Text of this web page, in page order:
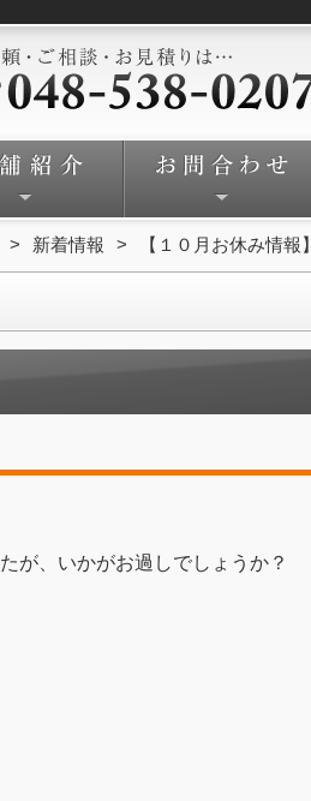
新着情報 【１０月お休み情報】
が、いかがお過しでしょうか？